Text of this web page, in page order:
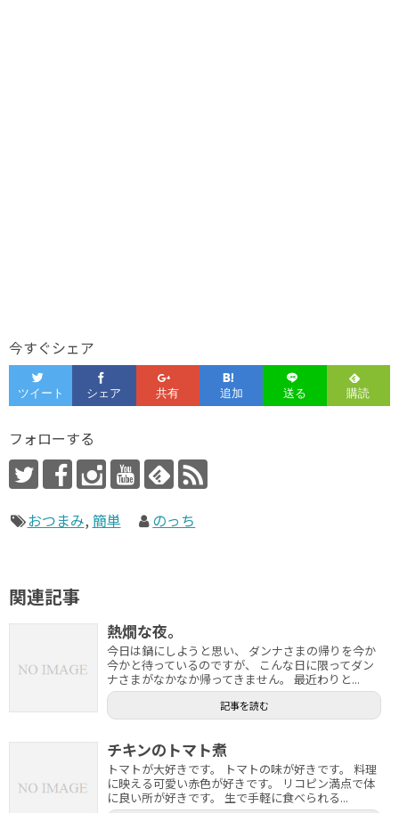
今すぐシェア
フォローする
おつまみ, 簡単 のっち
関連記事
熱燗な夜。
今日は鍋にしようと思い、 ダンナさまの帰りを今か
今かと待っているのですが、 こんな日に限ってダン
ナさまがなかなか帰ってきません。 最近わりと...
記事を読む
チキンのトマト煮
トマトが大好きです。 トマトの味が好きです。 料理
に映える可愛い赤色が好きです。 リコピン満点で体
に良い所が好きです。 生で手軽に食べられる...